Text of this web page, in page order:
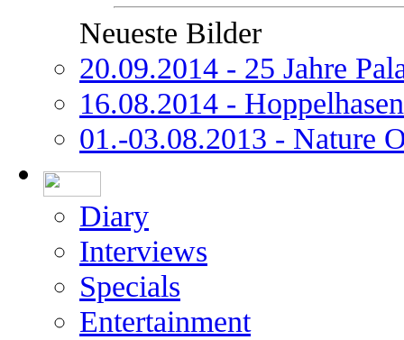
Neueste Bilder
20.09.2014 - 25 Jahre
16.08.2014 -
01.-03.08.2013 - Nature
Diary
Interviews
Specials
Entertainment